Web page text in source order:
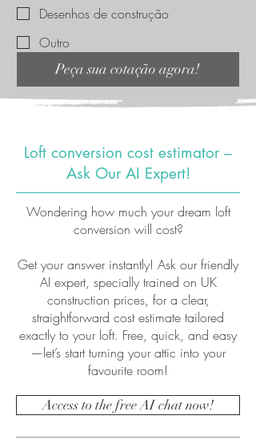
Desenhos de construção
Outro
Peça sua cotação agora!
Loft conversion cost estimator –
Ask Our AI Expert!
Wondering how much your dream loft
conversion will cost?
Get your answer instantly! Ask our friendly
AI expert, specially trained on UK
construction prices, for a clear,
straightforward cost estimate tailored
exactly to your loft. Free, quick, and easy
—let’s start turning your attic into your
favourite room!
Access to the free AI chat now!